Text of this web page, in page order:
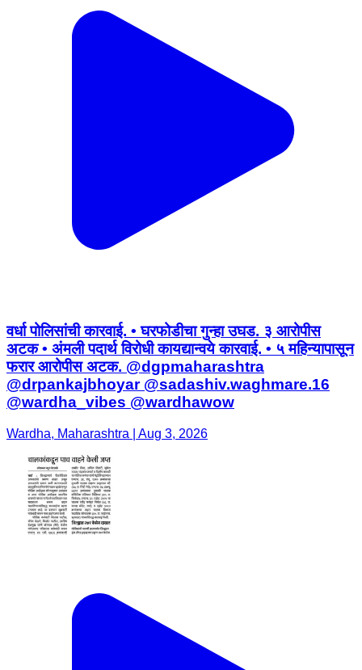
वर्धा पोलिसांची कारवाई. • घरफोडीचा गुन्हा उघड. ३ आरोपीस
अटक • अंमली पदार्थ विरोधी कायद्यान्वये कारवाई. • ५ महिन्यापासून
फरार आरोपीस अटक. @dgpmaharashtra
@drpankajbhoyar @sadashiv.waghmare.16
@wardha_vibes @wardhawow
Wardha, Maharashtra | Aug 3, 2026